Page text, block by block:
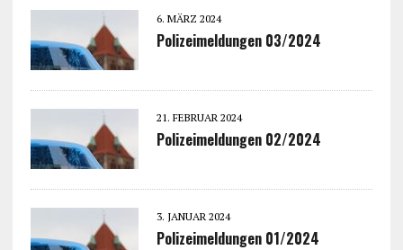
6. MÄRZ 2024
Polizeimeldungen 03/2024
21. FEBRUAR 2024
Polizeimeldungen 02/2024
3. JANUAR 2024
Polizeimeldungen 01/2024